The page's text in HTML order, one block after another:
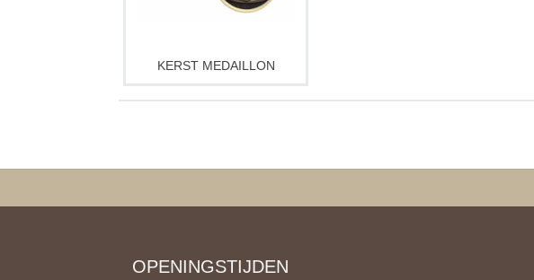
KERST MEDAILLON
OPENINGSTIJDEN